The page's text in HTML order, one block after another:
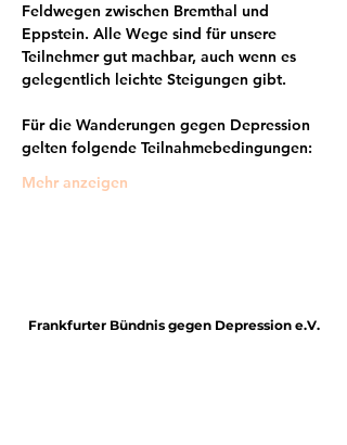
Feldwegen zwischen Bremthal und
Eppstein. Alle Wege sind für unsere
Teilnehmer gut machbar, auch wenn es
gelegentlich leichte Steigungen gibt.
Für die Wanderungen gegen Depression
gelten folgende Teilnahmebedingungen:
Mehr anzeigen
Frankfurter Bündnis gegen Depression e.V.